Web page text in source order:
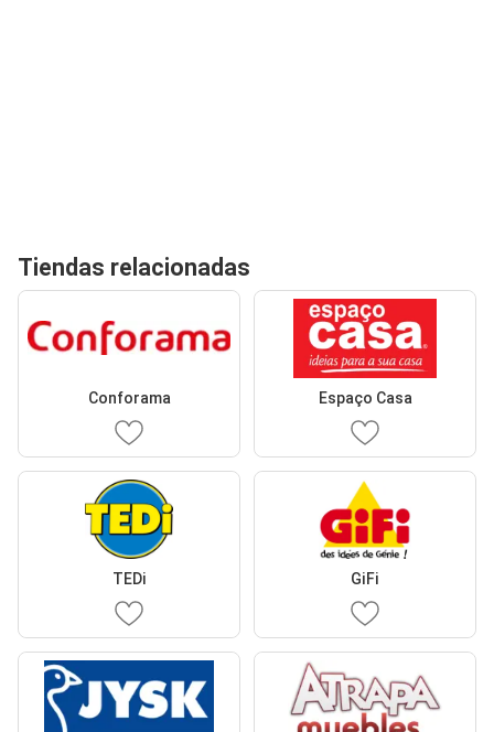
Tiendas relacionadas
Conforama Espaço Casa
TEDi GiFi